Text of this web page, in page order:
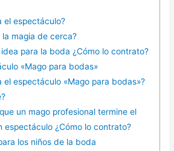
el espectáculo?
la magia de cerca?
para la boda ¿Cómo lo contrato?
«Mago para bodas»
el espectáculo «Mago para bodas»?
un mago profesional termine el
espectáculo ¿Cómo lo contrato?
los niños de la boda